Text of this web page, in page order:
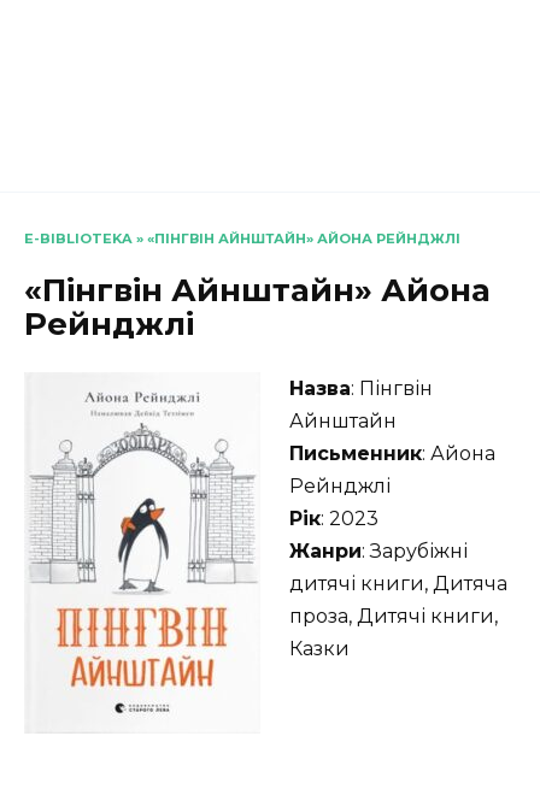
E-BIBLIOTEKA » «ПІНГВІН АЙНШТАЙН» АЙОНА РЕЙНДЖЛІ
«Пінгвін Айнштайн» Айона
Рейнджлі
Назва: Пінгвін
Айнштайн
Письменник: Айона
Рейнджлі
Рік: 2023
Жанри: Зарубіжні
дитячі книги, Дитяча
проза, Дитячі книги,
Казки